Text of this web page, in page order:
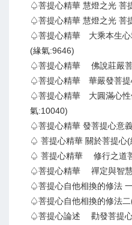
♤菩提心精華 慧燈之光 菩
♤菩提心精華 慧燈之光 菩
♤菩提心精華 大乘本生心
(緣氣:9646)
♤菩提心精華 佛說莊嚴菩
♤菩提心精華 華嚴發菩提
♤菩提心精華 大圓滿心性
氣:10040)
♤菩提心精華 發菩提心意
♤ 菩提心精華 關於菩提心(
♤ 菩提心精華 修行之道
♤菩提心精華 禪定與智慧
♤菩提心自他相換的修法
♤菩提心自他相換的修法
♤菩提心論述 勸發菩提心